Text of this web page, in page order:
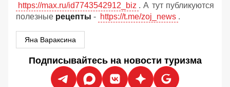
https://max.ru/id7743542912_biz . А тут публикуются
полезные рецепты - https://t.me/zoj_news .
Яна Вараксина
Подписывайтесь на новости туризма